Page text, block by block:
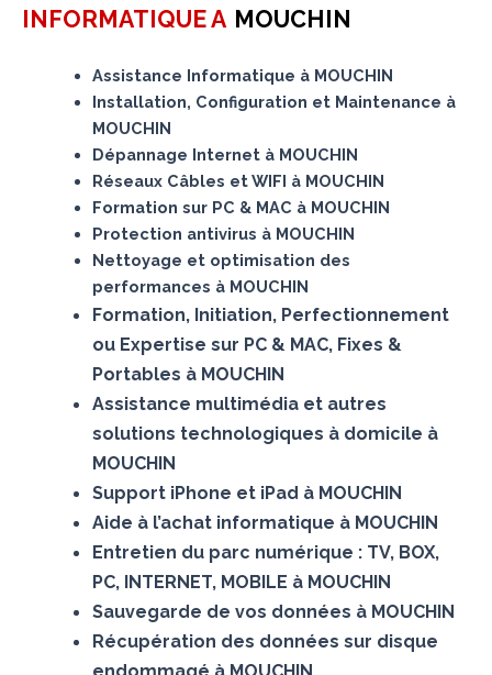
INFORMATIQUE A MOUCHIN
Assistance Informatique à MOUCHIN
Installation, Configuration et Maintenance à
MOUCHIN
Dépannage Internet à MOUCHIN
Réseaux Câbles et WIFI à MOUCHIN
Formation sur PC & MAC à MOUCHIN
Protection antivirus à MOUCHIN
Nettoyage et optimisation des
performances à MOUCHIN
Formation, Initiation, Perfectionnement
ou Expertise sur PC & MAC, Fixes &
Portables à MOUCHIN
Assistance multimédia et autres
solutions technologiques à domicile à
MOUCHIN
Support iPhone et iPad à MOUCHIN
Aide à l’achat informatique à MOUCHIN
Entretien du parc numérique : TV, BOX,
PC, INTERNET, MOBILE à MOUCHIN
Sauvegarde de vos données à MOUCHIN
Récupération des données sur disque
endommagé à MOUCHIN